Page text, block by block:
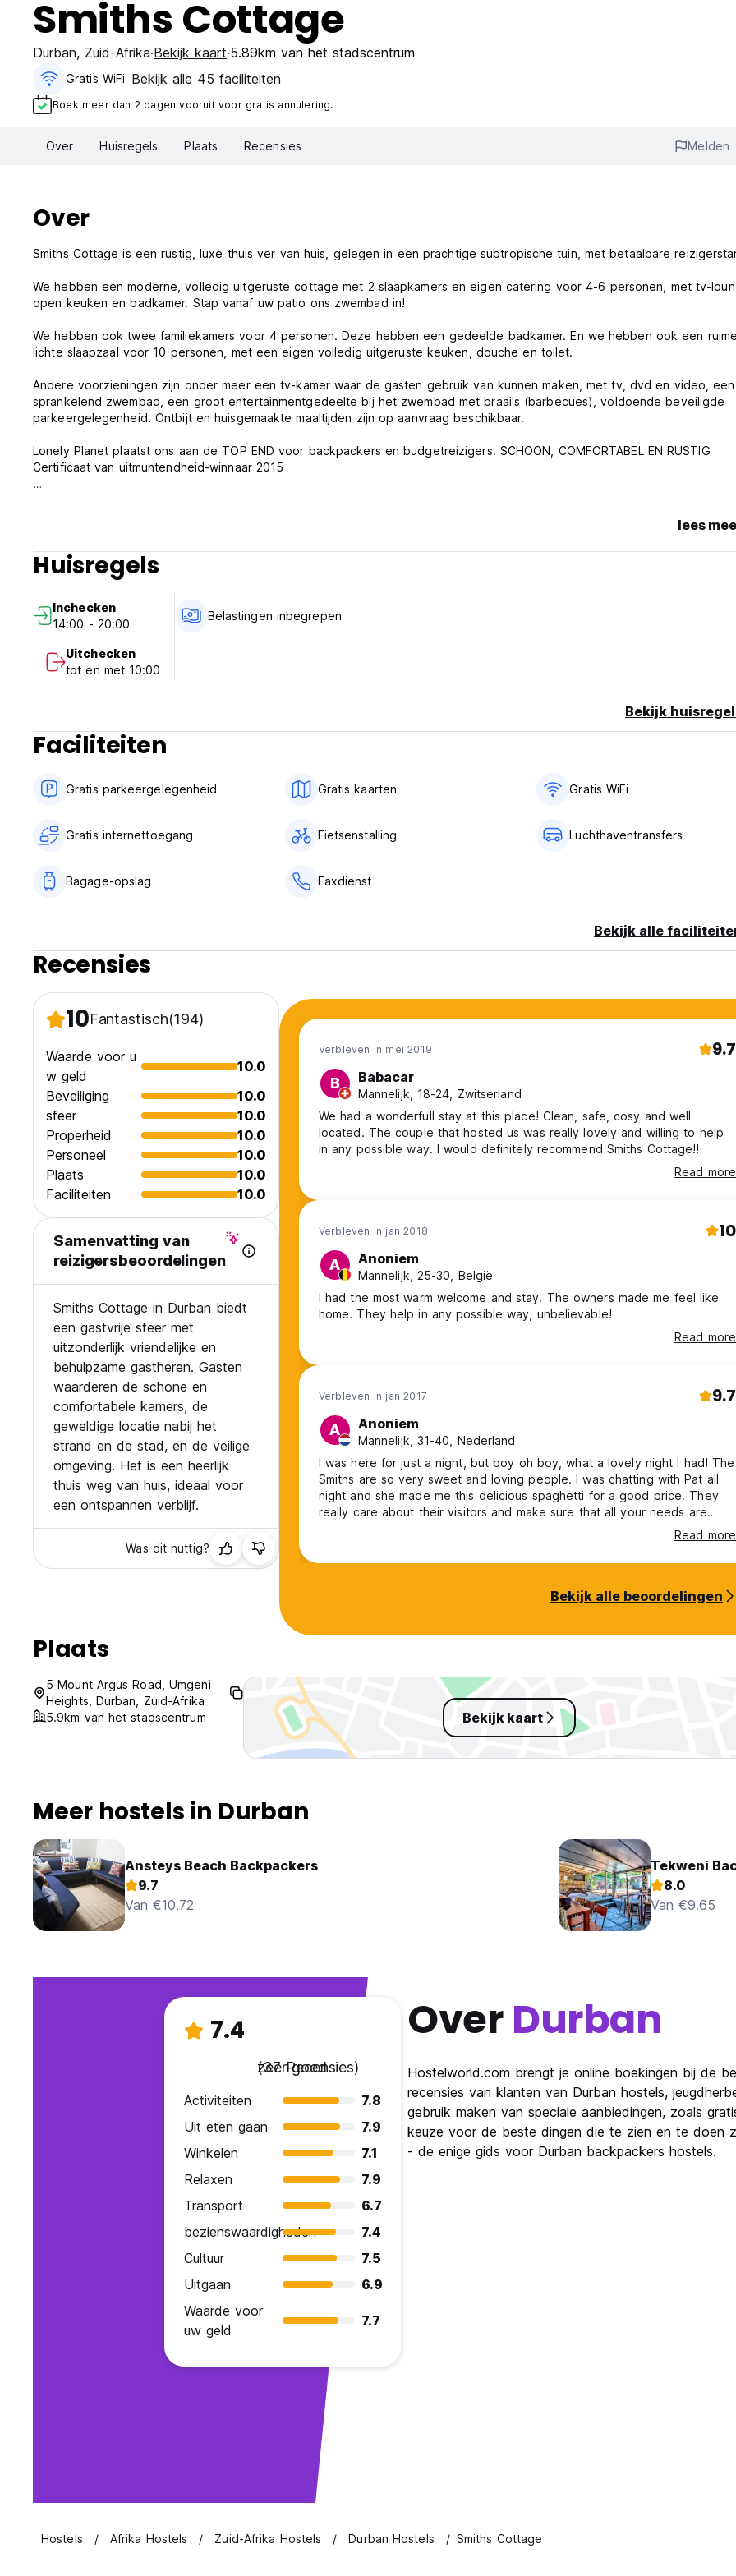
Smiths Cottage
Durban, Zuid-Afrika Bekijk kaart 5.89km van het stadscentrum
Gratis WiFi Bekijk alle 45 faciliteiten
Boek meer dan 2 dagen vooruit voor gratis annulering.
Over Huisregels Plaats Recensies Melden
Over
Smiths Cottage is een rustig, luxe thuis ver van huis, gelegen in een prachtige subtropische tuin, met betaalbare
We hebben een moderne, volledig uitgeruste cottage met 2 slaapkamers en eigen catering voor 4-6 personen, met tv-
open keuken en badkamer. Stap vanaf uw patio ons zwembad in!
We hebben ook twee familiekamers voor 4 personen. Deze hebben een gedeelde badkamer. En we hebben ook een
lichte slaapzaal voor 10 personen, met een eigen volledig uitgeruste keuken, douche en toilet.
Andere voorzieningen zijn onder meer een tv-kamer waar de gasten gebruik van kunnen maken, met tv, dvd en video,
sprankelend zwembad, een groot entertainmentgedeelte bij het zwembad met braai's (barbecues), voldoende beveiligde
parkeergelegenheid. Ontbijt en huisgemaakte maaltijden zijn op aanvraag beschikbaar.
Lonely Planet plaatst ons aan de TOP END voor backpackers en budgetreizigers. SCHOON, COMFORTABEL EN RUSTIG
Certificaat van uitmuntendheid-winnaar 2015
lees
Huisregels
Inchecken
14:00 - 20:00
Uitchecken
tot en met 10:00
Belastingen inbegrepen
Bekijk
Faciliteiten
Gratis parkeergelegenheid Gratis kaarten Gratis WiFi
Gratis internettoegang Fietsenstalling Luchthaventransfers
Bagage-opslag Faxdienst
Bekijk alle
Recensies
10Fantastisch(194)
Waarde voor u
w geld
10.0
Beveiliging
10.0
sfeer
10.0
Properheid
10.0
Personeel
10.0
Plaats
10.0
Faciliteiten
10.0
Samenvatting van
reizigersbeoordelingen
Smiths Cottage in Durban biedt
een gastvrije sfeer met
uitzonderlijk vriendelijke en
behulpzame gastheren. Gasten
waarderen de schone en
comfortabele kamers, de
geweldige locatie nabij het
strand en de stad, en de veilige
omgeving. Het is een heerlijk
thuis weg van huis, ideaal voor
een ontspannen verblijf.
Was dit nuttig?
Verbleven in mei 2019 9.7
B Babacar
Mannelijk, 18-24, Zwitserland
We had a wonderfull stay at this place! Clean, safe, cosy and well
located. The couple that hosted us was really lovely and willing to help
in any possible way. I would definitely recommend Smiths Cottage!!
Read more
Verbleven in jan 2018 10
A Anoniem
Mannelijk, 25-30, België
I had the most warm welcome and stay. The owners made me feel like
home. They help in any possible way, unbelievable!
Read more
Verbleven in jan 2017 9.7
A Anoniem
Mannelijk, 31-40, Nederland
I was here for just a night, but boy oh boy, what a lovely night I had! The
Smiths are so very sweet and loving people. I was chatting with Pat all
night and she made me this delicious spaghetti for a good price. They
really care about their visitors and make sure that all your needs are
taken care of. The fantastic thing is that they do this in a gentle and
subtle kind of way. It's in a closed, 24h security, compound. So really
safe. Monkeys fly around all the time. Just go to Smiths Cottage!
Read more
Bekijk alle beoordelingen
Plaats
5 Mount Argus Road, Umgeni
Heights, Durban, Zuid-Afrika
5.9km van het stadscentrum
Bekijk kaart
Meer hostels in Durban
Ansteys Beach Backpackers
9.7
Van €10.72
Tekweni
8.0
Van €9.65
7.4
zeer goed
(37 Recensies)
Activiteiten
7.8
Uit eten gaan
7.9
Winkelen
7.1
Relaxen
7.9
Transport
6.7
bezienswaardigheden
7.4
Cultuur
7.5
Uitgaan
6.9
Waarde voor
uw geld
7.7
OverDurban
Hostelworld.com brengt je online boekingen bij de
recensies van klanten van Durban hostels,
gebruik maken van speciale aanbiedingen, zoals
keuze voor de beste dingen die te zien en te doen
- de enige gids voor Durban backpackers hostels.
Hostels Afrika Hostels Zuid-Afrika Hostels Durban Hostels Smiths Cottage